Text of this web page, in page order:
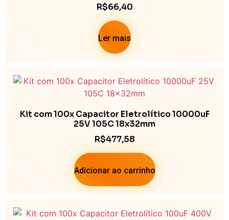
R$66,40
Ler mais
Kit com 100x Capacitor Eletrolítico 10000uF
25V 105C 18x32mm
R$477,58
Adicionar ao carrinho